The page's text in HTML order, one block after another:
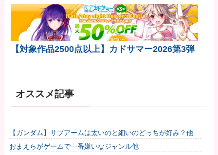
【対象作品2500点以上】カドサマー2026第3弾
オススメ記事
【ガンダム】サブアームは太いのと細いのどっちが好み？他
おまえらがゲームで一番嫌いなジャンル他